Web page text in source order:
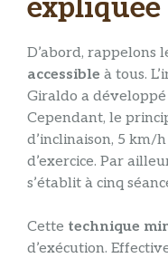
D’abord, rappelons
accessible à tous.
Giraldo a
Cependant, le
d’inclinaison, 5 km/
d’exercice. Par
s’établit à cinq
Cette technique
d’exécution.